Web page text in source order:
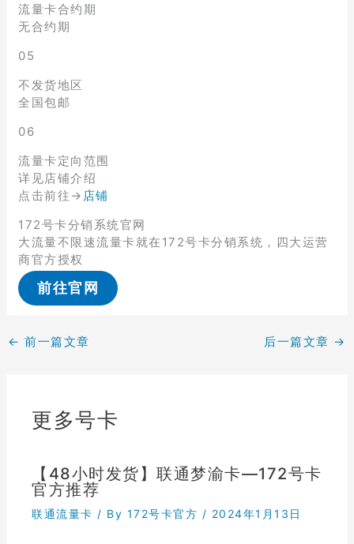
流量卡合约期
无合约期
05
不发货地区
全国包邮
06
流量卡定向范围
详见店铺介绍
点击前往→ 店铺
172号卡分销系统官网
大流量不限速流量卡就在172号卡分销系统，四大运营
商官方授权
前往官网
← 前一篇文章 后一篇文章 →
更多号卡
【48小时发货】联通梦渝卡—172号卡
官方推荐
联通流量卡 / By 172号卡官方 / 2024年1月13日